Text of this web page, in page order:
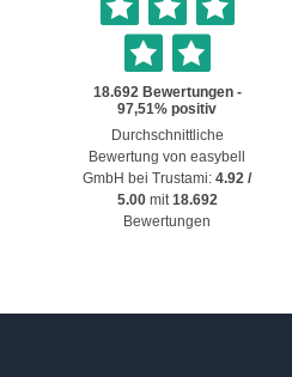
Durchschnittliche
Bewertung von easybell
GmbH bei Trustami:4.92 /
5.00mit18.692
Bewertungen